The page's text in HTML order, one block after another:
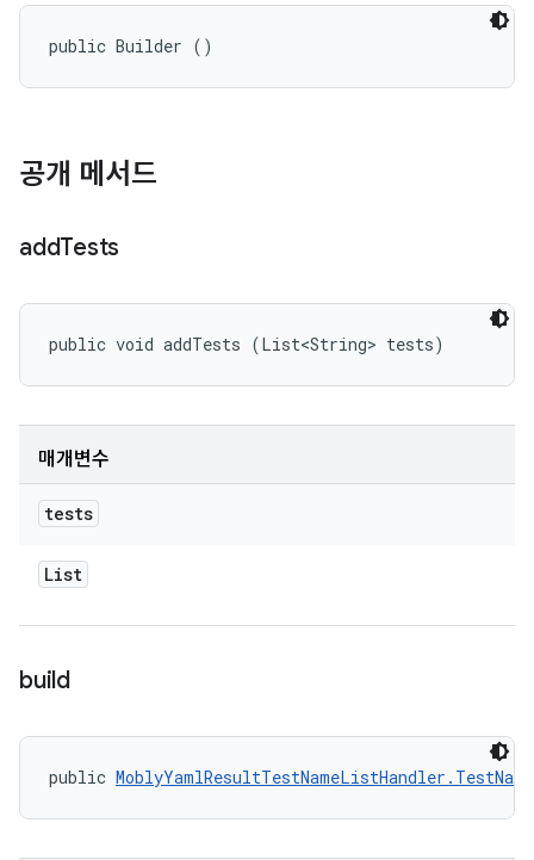
public Builder ()
공개 메서드
addTests
public void addTests (List<String> tests)
매개변수
tests
List
build
public